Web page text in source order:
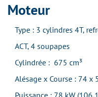
Moteur
Type : 3 cylindres 4T,
ACT, 4 soupapes
Cylindrée : 675 cm³
Alésage x Course : 74 x